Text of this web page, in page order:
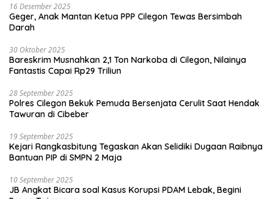
16 Desember 2025
Geger, Anak Mantan Ketua PPP Cilegon Tewas Bersimbah
Darah
30 Oktober 2025
Bareskrim Musnahkan 2,1 Ton Narkoba di Cilegon, Nilainya
Fantastis Capai Rp29 Triliun
28 September 2025
Polres Cilegon Bekuk Pemuda Bersenjata Cerulit Saat Hendak
Tawuran di Cibeber
19 September 2025
Kejari Rangkasbitung Tegaskan Akan Selidiki Dugaan Raibnya
Bantuan PIP di SMPN 2 Maja
10 September 2025
JB Angkat Bicara soal Kasus Korupsi PDAM Lebak, Begini